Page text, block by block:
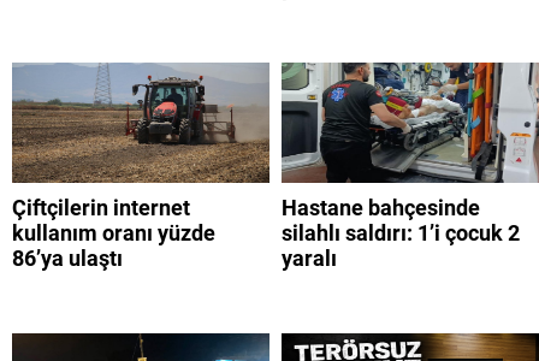
Çiftçilerin internet
kullanım oranı yüzde
86’ya ulaştı
Hastane bahçesinde
silahlı saldırı: 1’i çocuk 2
yaralı